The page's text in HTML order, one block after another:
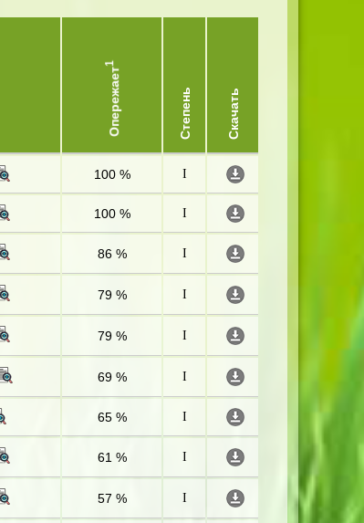
Опережает
1
Степень Скачать
100 % I
100 % I
86 % I
79 % I
79 % I
69 % I
65 % I
61 % I
57 % I